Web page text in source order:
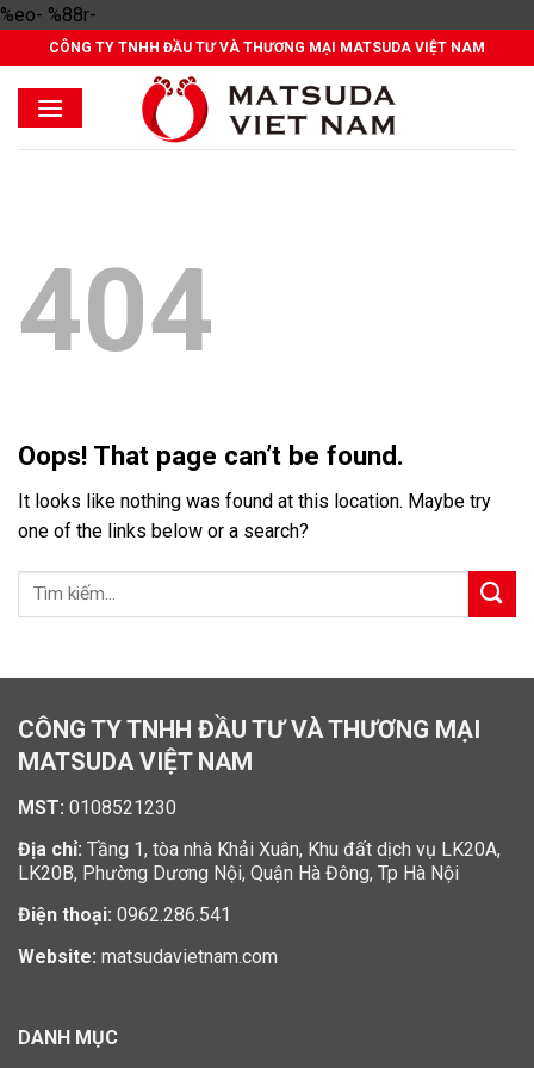
%eo- %88r-
to
content
CÔNG TY TNHH ĐẦU TƯ VÀ THƯƠNG MẠI MATSUDA VIỆT NAM
404
Oops! That page can’t be found.
It looks like nothing was found at this location. Maybe try
one of the links below or a search?
CÔNG TY TNHH ĐẦU TƯ VÀ THƯƠNG MẠI
MATSUDA VIỆT NAM
MST: 0108521230
Địa chỉ: Tầng 1, tòa nhà Khải Xuân, Khu đất dịch vụ LK20A,
LK20B, Phường Dương Nội, Quận Hà Đông, Tp Hà Nội
Điện thoại: 0962.286.541
Website: matsudavietnam.com
DANH MỤC